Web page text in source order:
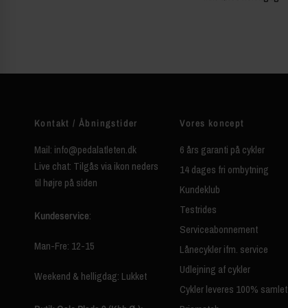
Kontakt / Åbningstider
Mail: info@pedalatleten.dk
Live chat: Tilgås via ikon neders
til højre på siden
Kundeservice:
Man-Fre: 12-15
Weekend & helligdag: Lukket
Vores koncept
6 års garanti på cykler
14 dages fri ombytning
Kundeklub
Testrides
Serviceabonnement
Lånecykler ifm. service
Udlejning af cykler
Cykler leveres 100% samlet